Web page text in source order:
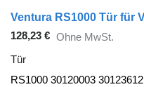
128,23 € Ohne MwSt.
Tür
RS1000 30120003 30123612